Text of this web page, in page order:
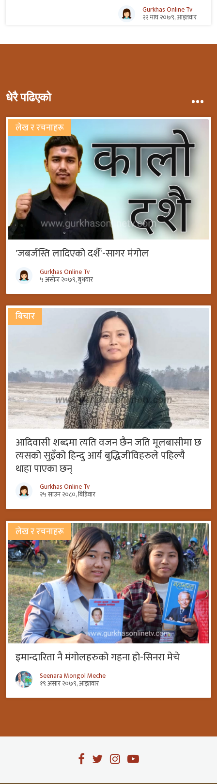
Gurkhas Online Tv
२२ माघ २०७९, आइतवार
धेरै पढिएको ...
लेख र रचनाहरू
'जबर्जस्ति लादिएको दशैँ'-सागर मंगोल
Gurkhas Online Tv
५ असोज २०७९, बुधवार
बिचार
आदिवासी शब्दमा त्यति वजन छैन जति मूलबासीमा छ
त्यसको सुइँको हिन्दु आर्य बुद्धिजीविहरुले पहिल्यै
थाहा पाएका छन्
Gurkhas Online Tv
२५ साउन २०८०, बिहिवार
लेख र रचनाहरू
इमान्दारिता नै मंगोलहरुको गहना हो-सिनरा मेचे
Seenara Mongol Meche
१९ असार २०७९, आइतवार